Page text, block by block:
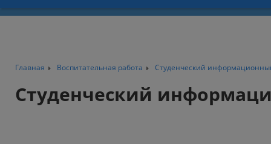
Главная Воспитательная работа Студенческий
Студенческий